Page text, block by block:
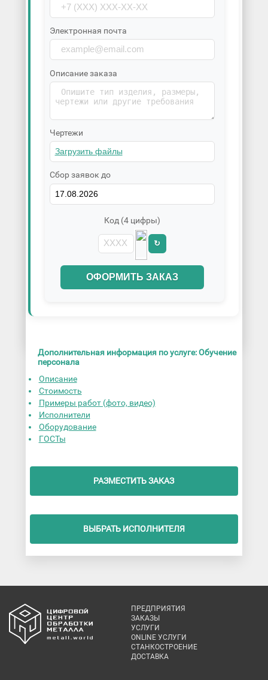
Электронная почта
Описание заказа
Чертежи
Сбор заявок до
Код (4 цифры)
↻
ОФОРМИТЬ ЗАКАЗ
Дополнительная информация по услуге: Обучение
персонала
Описание
Стоимость
Примеры работ (фото, видео)
Исполнители
Оборудование
ГОСТы
РАЗМЕСТИТЬ ЗАКАЗ
ВЫБРАТЬ ИСПОЛНИТЕЛЯ
ПРЕДПРИЯТИЯ
ЗАКАЗЫ
УСЛУГИ
ONLINE УСЛУГИ
СТАНКОСТРОЕНИЕ
ДОСТАВКА